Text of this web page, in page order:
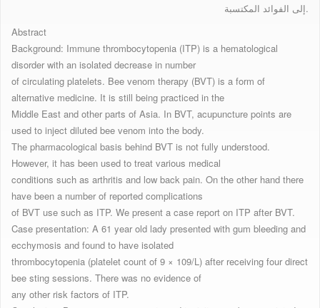
إلى الفوائد المكتسبة.
Abstract
Background: Immune thrombocytopenia (ITP) is a hematological
disorder with an isolated decrease in number
of circulating platelets. Bee venom therapy (BVT) is a form of
alternative medicine. It is still being practiced in the
Middle East and other parts of Asia. In BVT, acupuncture points are
used to inject diluted bee venom into the body.
The pharmacological basis behind BVT is not fully understood.
However, it has been used to treat various medical
conditions such as arthritis and low back pain. On the other hand there
have been a number of reported complications
of BVT use such as ITP. We present a case report on ITP after BVT.
Case presentation: A 61 year old lady presented with gum bleeding and
ecchymosis and found to have isolated
thrombocytopenia (platelet count of 9 × 109/L) after receiving four direct
bee sting sessions. There was no evidence of
any other risk factors of ITP.